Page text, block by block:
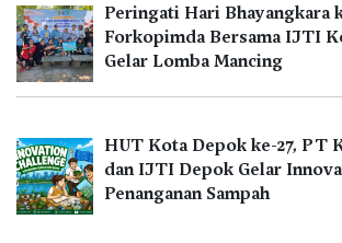
Peringati Hari Bhayangkara
Forkopimda Bersama IJTI
Gelar Lomba Mancing
HUT Kota Depok ke-27, PT
dan IJTI Depok Gelar
Penanganan Sampah